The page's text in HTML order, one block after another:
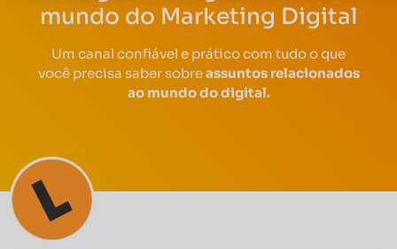
mundo do Marketing Digital
Um canal confiável e prático com tudo o que
você precisa saber sobreassuntos relacionados
ao mundo do digital.